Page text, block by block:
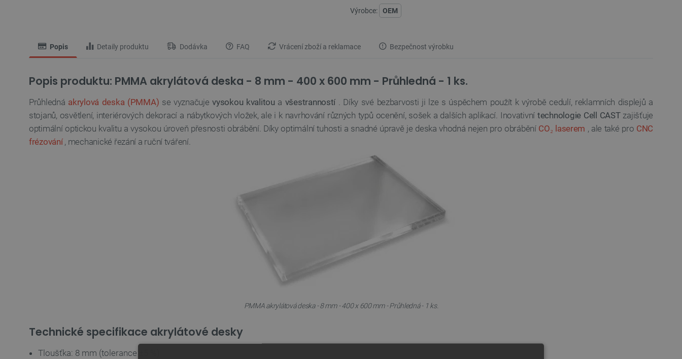
Výrobce: OEM
Popis Detaily produktu Dodávka FAQ Vrácení zboží a reklamace Bezpečnost výrobku
Popis produktu: PMMA akrylátová deska - 8 mm - 400 x 600 mm - Průhledná - 1 ks.
Průhledná akrylová deska (PMMA) se vyznačujevysokou kvalitou a všestranností . Díky své bezbarvosti ji lze s úspěchem použít k výrobě cedulí, reklamních displejů a
stojanů, osvětlení, interiérových dekorací a nábytkových vložek, ale i k navrhování různých typů ocenění, sošek a dalších aplikací. Inovativní technologie Cell CASTzajišťuje
optimální optickou kvalitu a vysokou úroveň přesnosti obrábění. Díky optimální tuhosti a snadné úpravě je deska vhodná nejen pro obrábění CO₂ laserem , ale také pro CNC
frézování, mechanické řezání a ruční tváření.
PMMA akrylátová deska - 8 mm - 400 x 600 mm - Průhledná - 1 ks.
Technické specifikace akrylátové desky
Tloušťka: 8 mm (tolerance ±5 %)